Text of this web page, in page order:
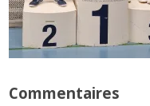
Commentaires